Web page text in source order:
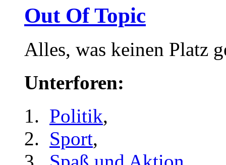
Out Of Topic
Alles, was keinen Platz
Unterforen:
Politik,
Sport,